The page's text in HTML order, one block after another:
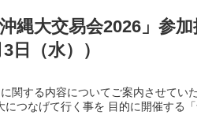
沖縄大交易会2026」参
日（水））
関する内容についてご案内させて
につなげて行く事を 目的に開催する